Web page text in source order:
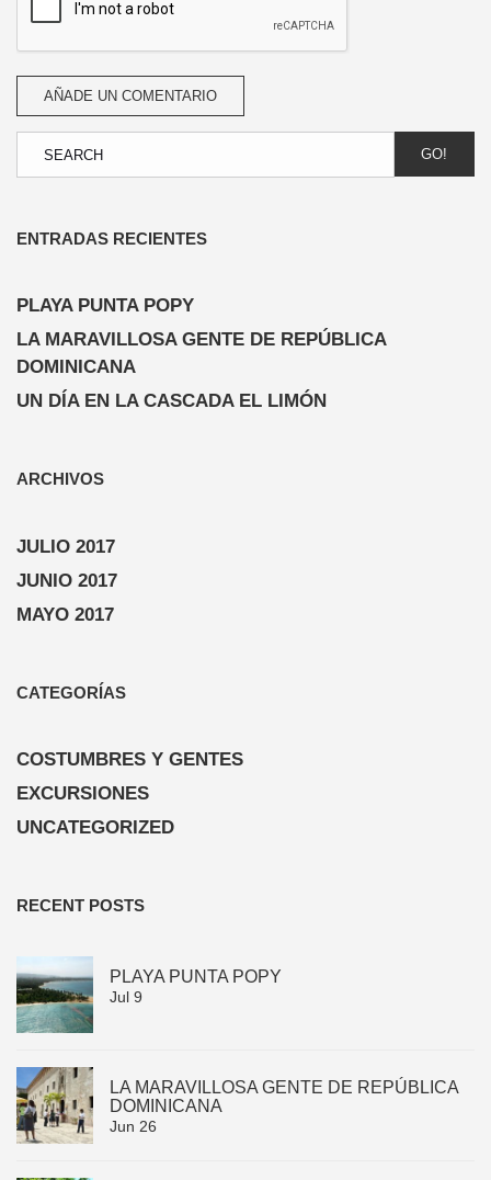
GO!
ENTRADAS RECIENTES
PLAYA PUNTA POPY
LA MARAVILLOSA GENTE DE REPÚBLICA
DOMINICANA
UN DÍA EN LA CASCADA EL LIMÓN
ARCHIVOS
JULIO 2017
JUNIO 2017
MAYO 2017
CATEGORÍAS
COSTUMBRES Y GENTES
EXCURSIONES
UNCATEGORIZED
RECENT POSTS
PLAYA PUNTA POPY
Jul 9
LA MARAVILLOSA GENTE DE REPÚBLICA
DOMINICANA
Jun 26